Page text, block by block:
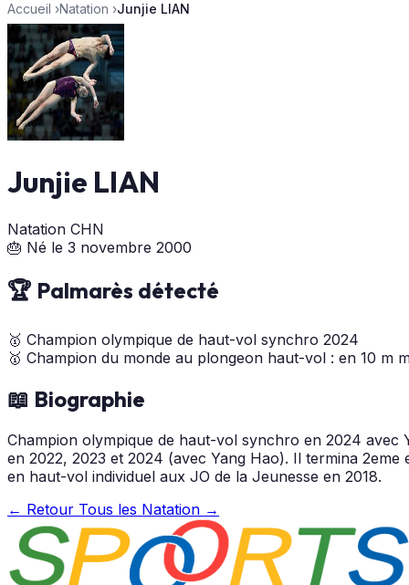
Accueil ›Natation ›Junjie LIAN
Junjie LIAN
Natation CHN
🎂 Né le 3 novembre 2000
🏆 Palmarès détecté
🥇 Champion olympique de haut-vol synchro 2024
🥇 Champion du monde au plongeon haut-vol : en 10 m
📖 Biographie
Champion olympique de haut-vol synchro en 2024 avec
en 2022, 2023 et 2024 (avec Yang Hao). Il termina
en haut-vol individuel aux JO de la Jeunesse en 2018.
← Retour Tous les Natation →